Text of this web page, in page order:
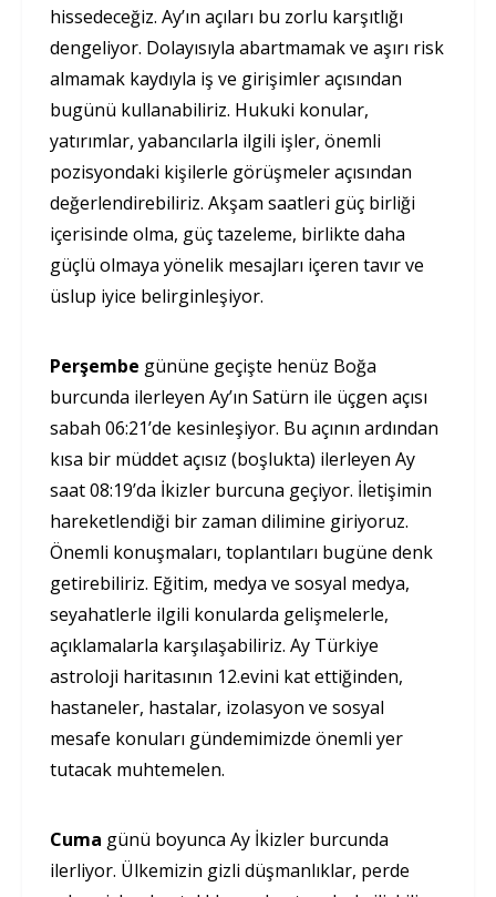
hissedeceğiz. Ay’ın açıları bu zorlu karşıtlığı
dengeliyor. Dolayısıyla abartmamak ve aşırı risk
almamak kaydıyla iş ve girişimler açısından
bugünü kullanabiliriz. Hukuki konular,
yatırımlar, yabancılarla ilgili işler, önemli
pozisyondaki kişilerle görüşmeler açısından
değerlendirebiliriz. Akşam saatleri güç birliği
içerisinde olma, güç tazeleme, birlikte daha
güçlü olmaya yönelik mesajları içeren tavır ve
üslup iyice belirginleşiyor.
Perşembe gününe geçişte henüz Boğa
burcunda ilerleyen Ay’ın Satürn ile üçgen açısı
sabah 06:21’de kesinleşiyor. Bu açının ardından
kısa bir müddet açısız (boşlukta) ilerleyen Ay
saat 08:19’da İkizler burcuna geçiyor. İletişimin
hareketlendiği bir zaman dilimine giriyoruz.
Önemli konuşmaları, toplantıları bugüne denk
getirebiliriz. Eğitim, medya ve sosyal medya,
seyahatlerle ilgili konularda gelişmelerle,
açıklamalarla karşılaşabiliriz. Ay Türkiye
astroloji haritasının 12.evini kat ettiğinden,
hastaneler, hastalar, izolasyon ve sosyal
mesafe konuları gündemimizde önemli yer
tutacak muhtemelen.
Cuma günü boyunca Ay İkizler burcunda
ilerliyor. Ülkemizin gizli düşmanlıklar, perde